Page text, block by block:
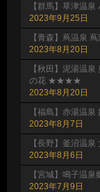
【群馬】草津温
2023年9月25日
【青森】蔦温泉
2023年8月20日
【秋田】泥湯温
の花 ★★★★
2023年8月20日
【福島】赤湯温
2023年8月7日
【長野】釜沼温
2023年8月6日
【宮城】鳴子温
2023年7月9日